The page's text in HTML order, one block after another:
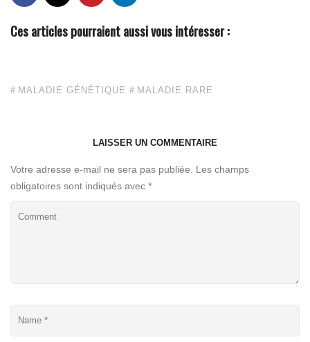
Ces articles pourraient aussi vous intéresser :
MALADIE GÉNÉTIQUE MALADIE RARE
LAISSER UN COMMENTAIRE
Votre adresse e-mail ne sera pas publiée.
Les champs
obligatoires sont indiqués avec *